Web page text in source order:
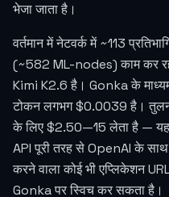
भेजा जाता है।
वर्तमान में नेटवर्क में ~113
(~582 ML-nodes) काम कर
Kimi K2.6 है। Gonka के
टोकन लगभग$0.0039है।
के लिए $2.50—15 लेता है —
API पूरी तरह से OpenAI के
करने वाला कोई भी एप्लिकेशन
Gonka पर स्विच कर सकता है।